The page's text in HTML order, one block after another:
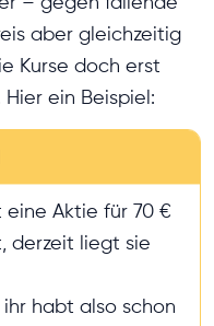
aber gleichzeitig
Kurse doch erst
ein Beispiel:
eine Aktie für 70 €
derzeit liegt sie
ihr habt also schon